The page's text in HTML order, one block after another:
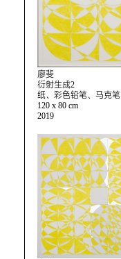
廖斐
衍射生成2
纸、彩色铅笔、马克笔
120 x 80 cm
2019